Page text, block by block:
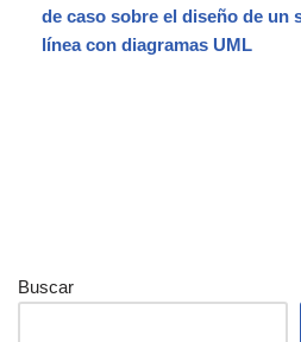
de caso sobre el diseño de un
línea con diagramas UML
Buscar